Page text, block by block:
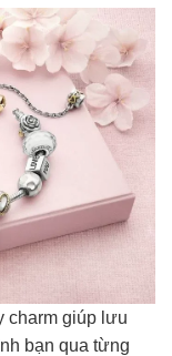
charm giúp lưu
bạn qua từng